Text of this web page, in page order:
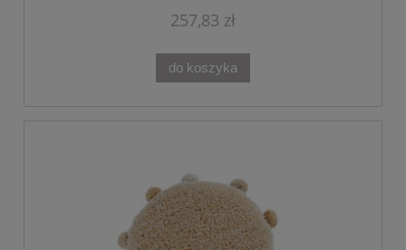
257,83 zł
do koszyka